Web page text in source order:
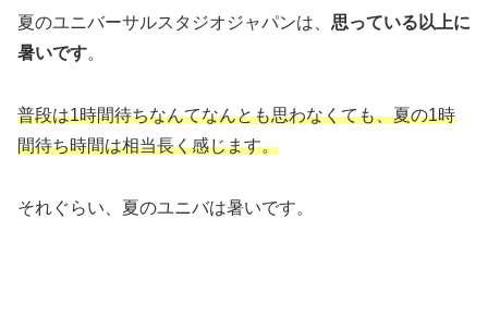
夏のユニバーサルスタジオジャパンは、 思っている以上に
暑いです。
普段は1時間待ちなんてなんとも思わなくても、夏の1時
間待ち時間は相当長く感じます。
それぐらい、夏のユニバは暑いです。